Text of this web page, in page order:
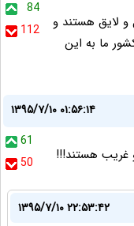
84
112
و لايق هستند و
ما به اين
۱۳۹۵/۷/۱۰ ۰۱:۵۶:۱۴
61
50
غریب هستند!!!
۱۳۹۵/۷/۱۰ ۲۲:۵۳:۴۲